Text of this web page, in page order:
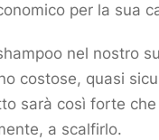
per la sua
nel nostro
costose, quasi
sarà così forte
a scalfirlo.